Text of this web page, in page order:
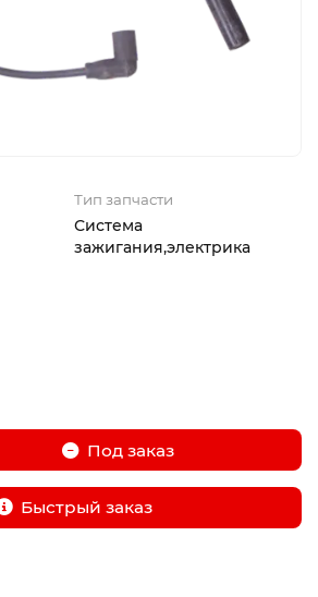
Тип запчасти
Система
зажигания,электрика
Под заказ
Быстрый заказ